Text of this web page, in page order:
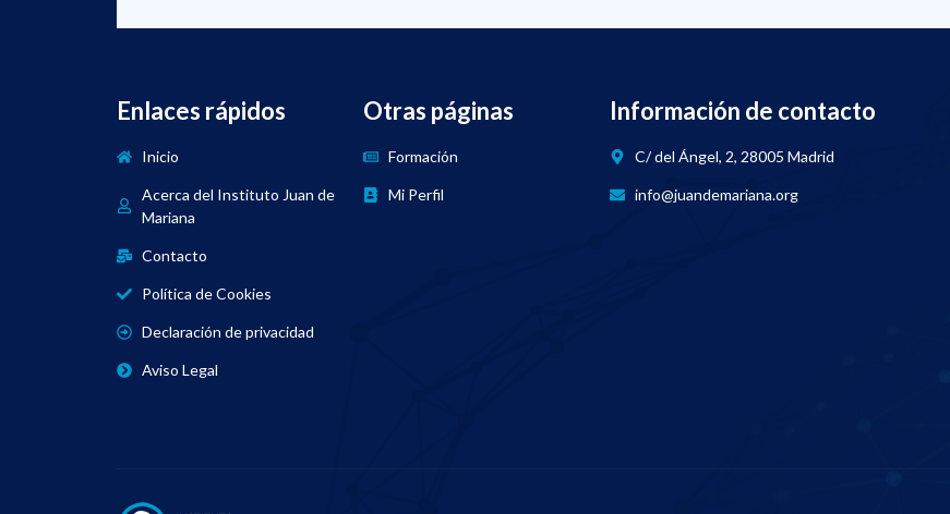
Enlaces rápidos
Inicio
Acerca del Instituto Juan de
Mariana
Contacto
Política de Cookies
Declaración de privacidad
Aviso Legal
Otras páginas
Formación
Mi Perfil
Información de contacto
C/ del Ángel, 2, 28005 Madrid
info@juandemariana.org